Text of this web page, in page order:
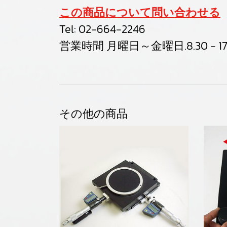
この商品について問い合わせる
Tel: 02-664-2246
営業時間 月曜日～金曜日.8.30 -
その他の商品